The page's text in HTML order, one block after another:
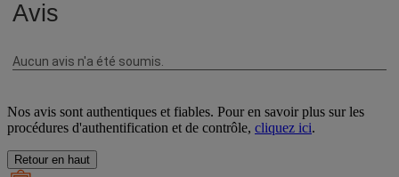
Nos avis sont authentiques et fiables. Pour en savoir plus sur les
procédures d'authentification et de contrôle, cliquez ici.
Retour en haut